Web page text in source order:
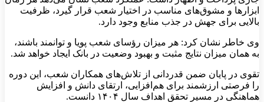
ابزارها و مشوق‌های مناسب در اختیار شعب قرار گیرد، ظرفیت
بالایی برای جهش در جذب منابع وجود دارد.
وی خاطر نشان کرد: هر میزان رؤسای شعب پویا و توانمند باشند،
به همان میزان نتایج مثبت و بهبود وضعیت در بانک ایجاد خواهد شد.
تقوی در پایان ضمن قدردانی از تلاش‌های همکاران شعب، این دوره
را فرصتی ارزشمند برای هم‌افزایی، ارتقای دانش و افزایش
هماهنگی در مسیر تحقق اهداف سال ۱۴۰۴ دانست.